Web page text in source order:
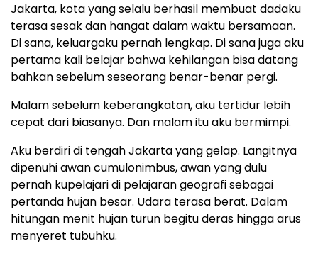
Jakarta, kota yang selalu berhasil membuat dadaku
terasa sesak dan hangat dalam waktu bersamaan.
Di sana, keluargaku pernah lengkap. Di sana juga aku
pertama kali belajar bahwa kehilangan bisa datang
bahkan sebelum seseorang benar-benar pergi.
Malam sebelum keberangkatan, aku tertidur lebih
cepat dari biasanya. Dan malam itu aku bermimpi.
Aku berdiri di tengah Jakarta yang gelap. Langitnya
dipenuhi awan cumulonimbus, awan yang dulu
pernah kupelajari di pelajaran geografi sebagai
pertanda hujan besar. Udara terasa berat. Dalam
hitungan menit hujan turun begitu deras hingga arus
menyeret tubuhku.